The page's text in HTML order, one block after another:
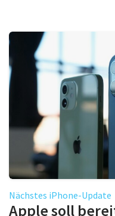
Nächstes iPhone-Update
Apple soll